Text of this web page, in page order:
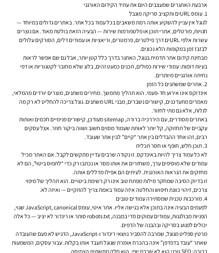
ארבעת האתגרים שמעצבים היום את עתיד הקידום האורגני
1. עומס URLים ותקציב סריקה מוגבל
לגוגל אין עניין להשקיע אותה רמת משאבים בכל עמוד בכל אתר. באתרים גדולים במיוחד —
חנויות, פורטלים, אתרי תוכן או פלטפורמות שירות — הבעיה הזאת בולטת מאוד. אם נוצרים
עשרות אלפי URLים דרך פילטרים, פרמטרים, וריאציות או עמודים דלים, הסורקים עלולים
לבזבז זמן במקומות הלא נכונים.
מבחינת קידום אתר תדמית בגוגל, האתגר בדרך כלל קטן יותר, אבל גם שם אפשר לראות
בעיות דומות: עמודי שירות כפולים, תכנים כמעט זהים, בלוג שלא מחובר לקטגוריות או דפי
נחיתה אורגניים מיותרים.
2. אתרים שמשתנים כל הזמן
אינדוקס אינו אירוע חד-פעמי. הוא תהליך מתמשך. מחירים משתנים, מוצרים יורדים מהמלאי,
מאמרים מתעדכנים, קישורים נשברים, מבני URL משתנים. גוגל צריכה להחליט לא רק מה
לגלות, אלא גם מתי לחזור.
באתרים מסודרים, עם היררכיה ברורה, sitemap מעודכן, קישורים פנימיים חכמים ואותות
עקביים של תחזוקה, קל יותר לאותת שעמוד מסוים חשוב ושווה ביקור חוזר. אצל עסקים
רבים, זהו אחד ההבדלים בין אתר “קיים” לבין אתר שעובד.
3. תוכן חלש, חופף או חסר תכלית
לא כל עמוד צריך להיות באינדקס. זו נקודה שרבים עדיין מתקשים לקבל. אם האתר מכיל
עמודים שלא מוסיפים ערך, משחזרים את אותו מסר או נכתבו רק כדי “לתפוס ביטוי”, הם לא
מחזקים את הנראות האורגנית. לעיתים הם אפילו מדללים אותה.
זו בדיוק הסיבה שמחקר מילות מפתח טוב אינו רק רשימת ביטויים. הוא תהליך של מיפוי
צרכים, זיהוי כוונת חיפוש והחלטה איזה עמוד באמת צריך להתקיים — ואיזה לא.
4. מורכבות טכנית שמסתירה עמודים טובים
לפעמים הבעיה אינה בתוכן אלא בגישה אליו. אתר איטי, עומס JavaScript, canonical שגוי,
הפניות מבולגנות, עמודים עמוקים מדי במבנה, robots.txt סותר או רינדור לא יציב — כל אלה
יכולים לפגוע בסריקה ובהבנה של הדפים.
מרטין ספליט מגוגל, שמרבה להסביר נושאי רינדור ו-JavaScript, הדגיש לא פעם שהעובדה
שאתר “עובד בדפדפן” אינה בהכרח אומרת שגוגל תעבד אותו בקלות. עבור עסקים, המשמעות
ברורה: SEO טכני הוא לא שכבת יופי. הוא חלק מתשתית הצמיחה.